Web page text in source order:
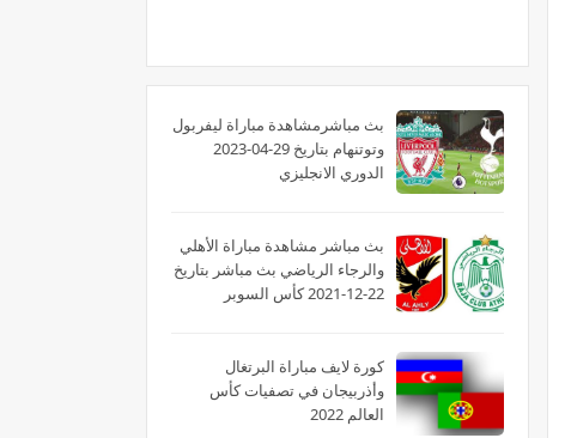
بث مباشرمشاهدة مباراة ليفربول
وتوتنهام بتاريخ 29-04-2023
الدوري الانجليزي
بث مباشر مشاهدة مباراة الأهلي
والرجاء الرياضي بث مباشر بتاريخ
22-12-2021 كأس السوبر
كورة لايف مباراة البرتغال
وأذربيجان في تصفيات كأس
العالم 2022